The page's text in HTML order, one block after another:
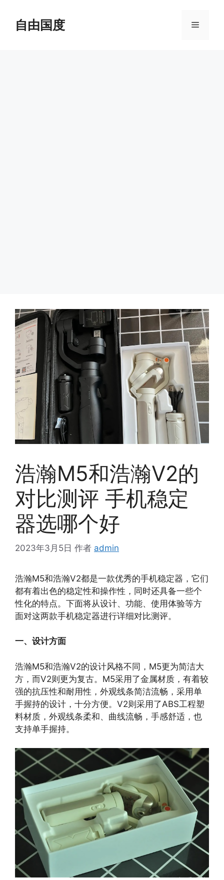
自由国度 菜
浩瀚M5和浩瀚V2的
对比测评 手机稳定
器选哪个好
2023年3月5日 作者 admin
浩瀚M5和浩瀚V2都是一款优秀的手机稳定器，它们
都有着出色的稳定性和操作性，同时还具备一些个
性化的特点。下面将从设计、功能、使用体验等方
面对这两款手机稳定器进行详细对比测评。
一、设计方面
浩瀚M5和浩瀚V2的设计风格不同，M5更为简洁大
方，而V2则更为复古。M5采用了金属材质，有着较
强的抗压性和耐用性，外观线条简洁流畅，采用单
手握持的设计，十分方便。V2则采用了ABS工程塑
料材质，外观线条柔和、曲线流畅，手感舒适，也
支持单手握持。